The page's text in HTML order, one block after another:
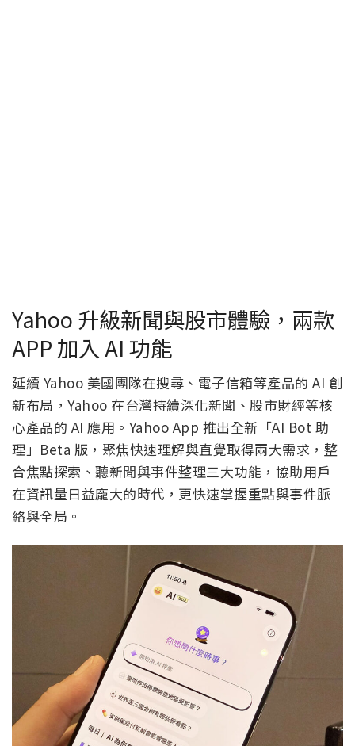
Yahoo 升級新聞與股市體驗，兩款
APP 加入 AI 功能
延續 Yahoo 美國團隊在搜尋、電子信箱等產品的 AI 創
新布局，Yahoo 在台灣持續深化新聞、股市財經等核
心產品的 AI 應用。Yahoo App 推出全新「AI Bot 助
理」Beta 版，聚焦快速理解與直覺取得兩大需求，整
合焦點探索、聽新聞與事件整理三大功能，協助用戶
在資訊量日益龐大的時代，更快速掌握重點與事件脈
絡與全局。